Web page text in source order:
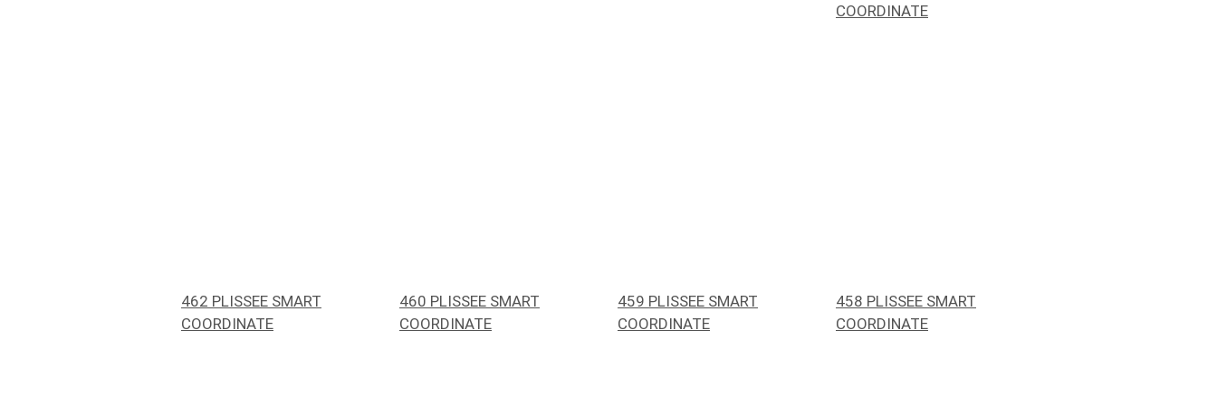
COORDINATE
462 PLISSEE SMART
COORDINATE
460 PLISSEE SMART
COORDINATE
459 PLISSEE SMART
COORDINATE
458 PLISSEE SMART
COORDINATE